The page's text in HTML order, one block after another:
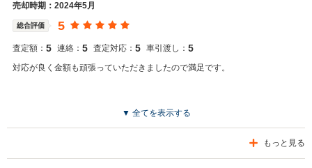
売却時期：2024年5月
総合評価 5
査定額： 5 連絡： 5 査定対応： 5 車引渡し： 5
対応が良く金額も頑張っていただきましたので満足です。
▼ 全てを表示する
もっと見る